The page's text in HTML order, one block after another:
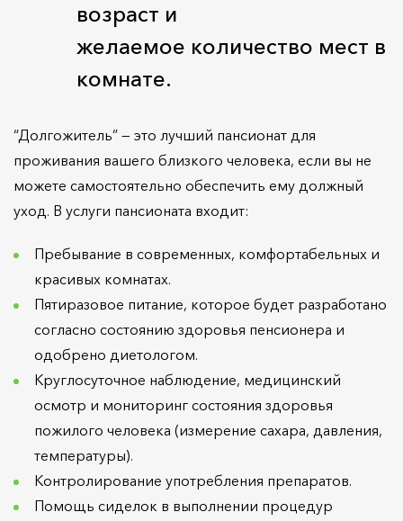
возраст и
желаемое количество мест в
комнате.
“Долгожитель” — это лучший пансионат для
проживания вашего близкого человека, если вы не
можете самостоятельно обеспечить ему должный
уход. В услуги пансионата входит:
Пребывание в современных, комфортабельных и
красивых комнатах.
Пятиразовое питание, которое будет разработано
согласно состоянию здоровья пенсионера и
одобрено диетологом.
Круглосуточное наблюдение, медицинский
осмотр и мониторинг состояния здоровья
пожилого человека (измерение сахара, давления,
температуры).
Контролирование употребления препаратов.
Помощь сиделок в выполнении процедур